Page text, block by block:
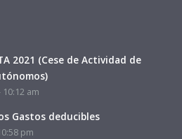
2021 (Cese de Actividad de
am
Gastos deducibles
pm